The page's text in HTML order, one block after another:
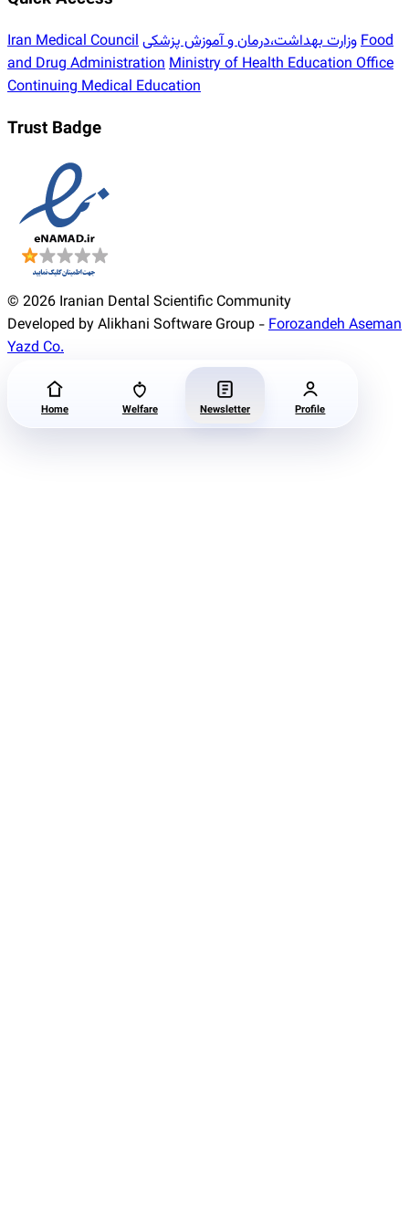
Iran Medical Councilوزارت بهداشت،درمان و آموزش پزشکیFood
and Drug AdministrationMinistry of Health Education Office
Continuing Medical Education
Trust Badge
© 2026 Iranian Dental Scientific Community
Developed by Alikhani Software Group -Forozandeh Aseman
Yazd Co.
Home Welfare Newsletter Profile